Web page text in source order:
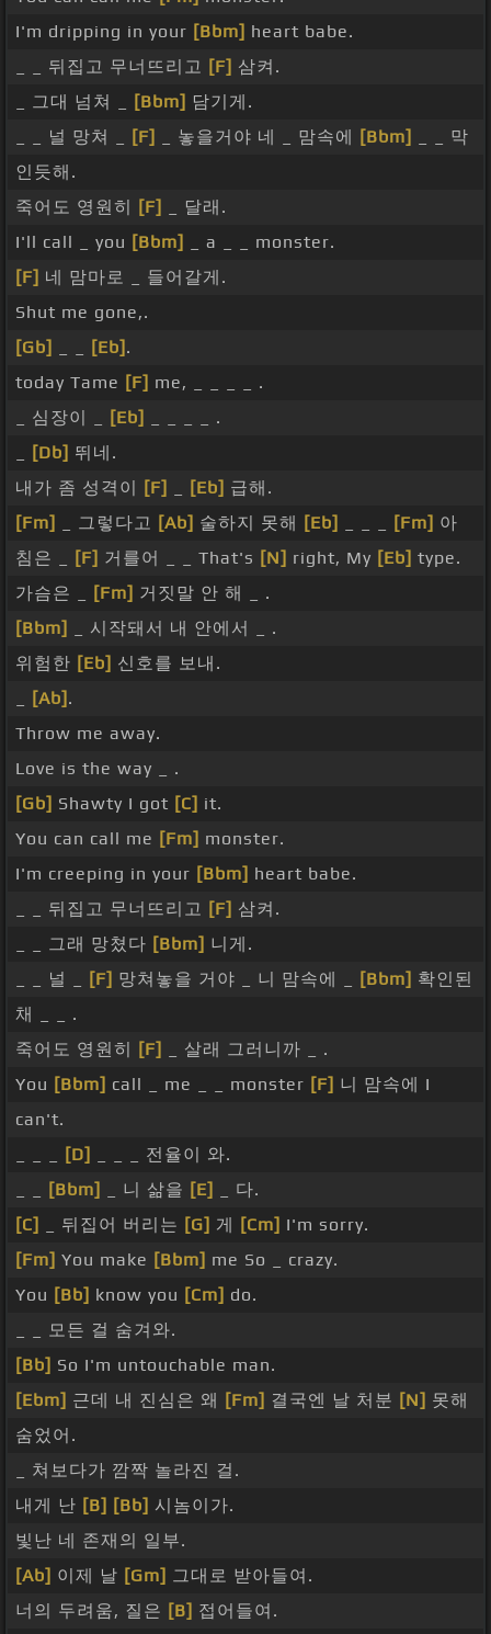
I'm dripping in your [Bbm] heart babe.
_ _ 뒤집고 무너뜨리고 [F] 삼켜.
_ 그대 넘쳐 _
[Bbm] 담기게.
_ _ 널 망쳐 _
[F] _ 놓을거야 네 _ 맘속에 [Bbm]
_ _ 막
인듯해.
죽어도 영원히
[F]
_ 달래.
I'll call _ you [Bbm]
_ a _ _ monster.
[F] 네 맘마로 _ 들어갈게.
Shut me gone,.
[Gb]
[Eb] .
today Tame [F] me, _ _ _ _ .
_ 심장이 _
[Eb]
_ _ _ _ .
[Db] 뛰네.
내가 좀 성격이
[F] [Eb] 급해.
[Fm]
_ 그렇다고 [Ab] 술하지 못해 [Eb] [Fm] 아
침은 _
[F] 거를어 _ _ That's [N] right, My [Eb] type.
가슴은 _
[Fm] 거짓말 안 해 _ .
[Bbm]
_ 시작돼서 내 안에서 _ .
위험한 [Eb] 신호를 보내.
[Ab] .
Throw me away.
Love is the way _ .
[Gb] Shawty I got [C] it.
You can call me [Fm] monster.
I'm creeping in your [Bbm] heart babe.
_ _ 뒤집고 무너뜨리고 [F] 삼켜.
_ _ 그래 망쳤다 [Bbm] 니게.
_ _ 널 _
[F] 망쳐놓을 거야 _ 니 맘속에 _ [Bbm] 확인된
채 _ _ .
죽어도 영원히
[F]
_ 살래 그러니까 _ .
You [Bbm] call _ me _ _ monster [F] 니 맘속에 I
can't.
[D]
_ _ _ 전율이 와.
[Bbm] _ 니 삶을 [E]
_ 다.
[C]
_ 뒤집어 버리는 [G] 게 [Cm] I'm sorry.
[Fm] You make [Bbm] me So _ crazy.
You [Bb] know you [Cm] do.
_ _ 모든 걸 숨겨와.
[Bb] So I'm untouchable man.
[Ebm] 근데 내 진심은 왜 [Fm] 결국엔 날 처분 [N] 못해
숨었어.
_ 쳐보다가 깜짝 놀라진 걸.
내게 난 [B] [Bb] 시놈이가.
빛난 네 존재의 일부.
[Ab] 이제 날 [Gm] 그대로 받아들여.
너의 두려움, 질은 [B] 접어들여.